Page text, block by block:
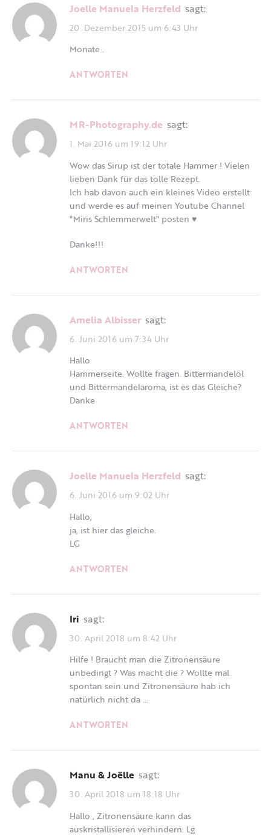
Joelle Manuela Herzfeld sagt:
20. Dezember 2015 um 6:43 Uhr
Monate .
ANTWORTEN
MR-Photography.de sagt:
1. Mai 2016 um 19:12 Uhr
Wow das Sirup ist der totale Hammer ! Vielen
lieben Dank für das tolle Rezept.
Ich hab davon auch ein kleines Video erstellt
und werde es auf meinen Youtube Channel
"Miris Schlemmerwelt" posten ♥
Danke!!!
ANTWORTEN
Amelia Albisser sagt:
6. Juni 2016 um 7:34 Uhr
Hallo
Hammerseite. Wollte fragen. Bittermandelöl
und Bittermandelaroma, ist es das Gleiche?
Danke
ANTWORTEN
Joelle Manuela Herzfeld sagt:
6. Juni 2016 um 9:02 Uhr
Hallo,
ja, ist hier das gleiche.
LG
ANTWORTEN
Iri sagt:
30. April 2018 um 8:42 Uhr
Hilfe ! Braucht man die Zitronensäure
unbedingt ? Was macht die ? Wollte mal
spontan sein und Zitronensäure hab ich
natürlich nicht da …
ANTWORTEN
Manu & Joëlle sagt:
30. April 2018 um 18:18 Uhr
Hallo , Zitronensäure kann das
auskristallisieren verhindern. Lg